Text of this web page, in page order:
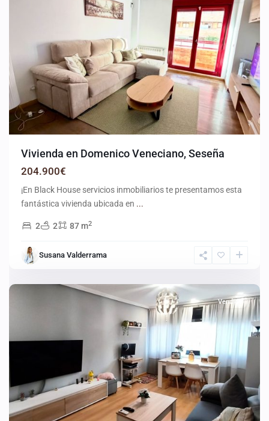
Vivienda en Domenico Veneciano, Seseña
204.900€
¡En Black House servicios inmobiliarios te presentamos esta
fantástica vivienda ubicada en ...
2 2 87 m2
Susana Valderrama
Vendido